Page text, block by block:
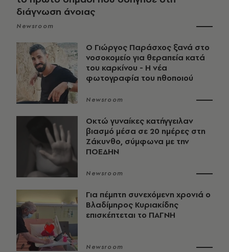
διάγνωση άνοιας
Newsroom
O Γιώργος Παράσχος ξανά στο
νοσοκομείο για θεραπεία κατά
του καρκίνου - Η νέα
φωτογραφία του ηθοποιού
Newsroom
Οκτώ γυναίκες κατήγγειλαν
βιασμό μέσα σε 20 ημέρες στη
Ζάκυνθο, σύμφωνα με την
ΠΟΕΔΗΝ
Newsroom
Για πέμπτη συνεχόμενη χρονιά ο
Βλαδίμηρος Κυριακίδης
επισκέπτεται το ΠΑΓΝΗ
Newsroom